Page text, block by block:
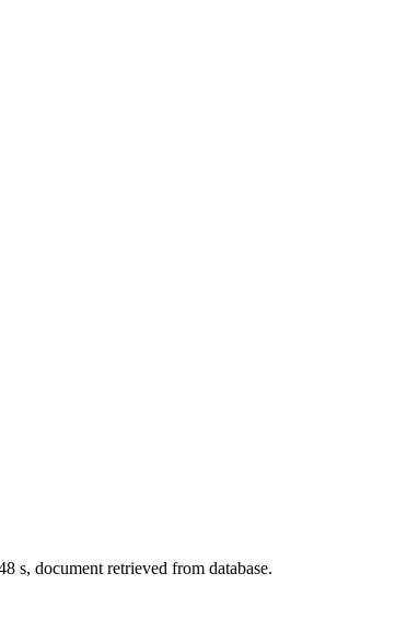
s, document retrieved from database.